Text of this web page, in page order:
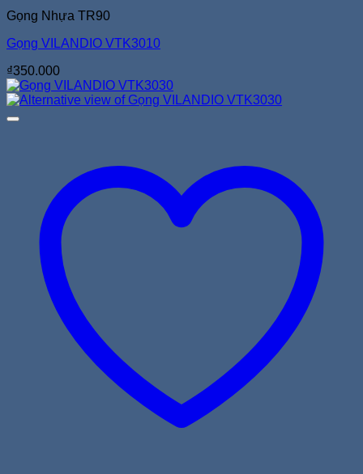
Gọng Nhựa TR90
Gọng VILANDIO VTK3010
₫350.000